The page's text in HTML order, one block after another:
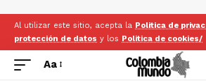
Al utilizar este sitio, acepta la Politica de
protección de datos y los Politica de cookies/
Aa